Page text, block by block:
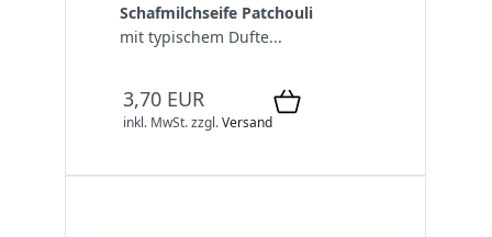
Schafmilchseife Patchouli
mit typischem Dufte...
3,70 EUR
inkl. MwSt.zzgl.Versand